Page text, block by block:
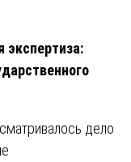
экспертиза:
дело